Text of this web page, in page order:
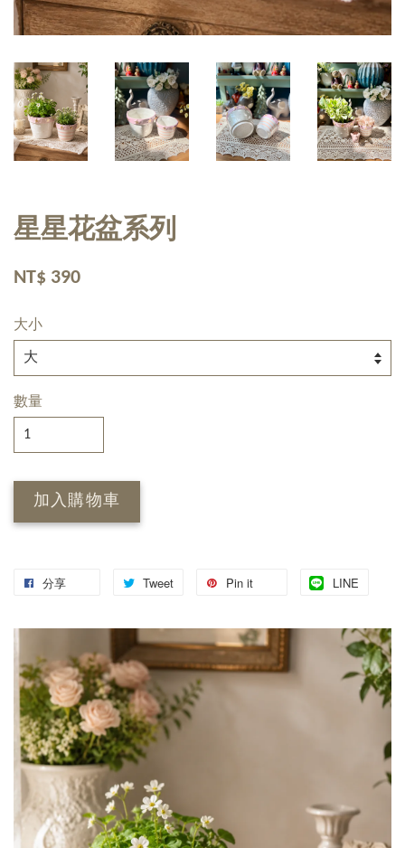
星星花盆系列
NT$ 390
大小
數量
加入購物車
分享 Tweet Pin it LINE